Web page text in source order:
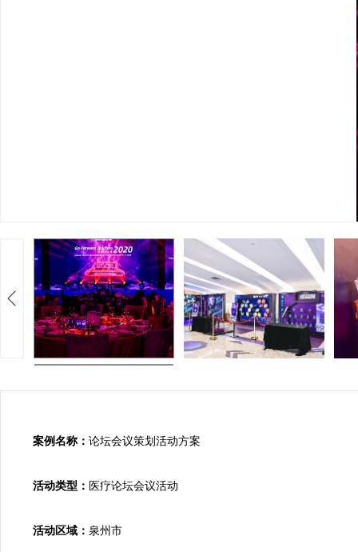
案例名称： 论坛会议策划活动方案
活动类型： 医疗论坛会议活动
活动区域： 泉州市